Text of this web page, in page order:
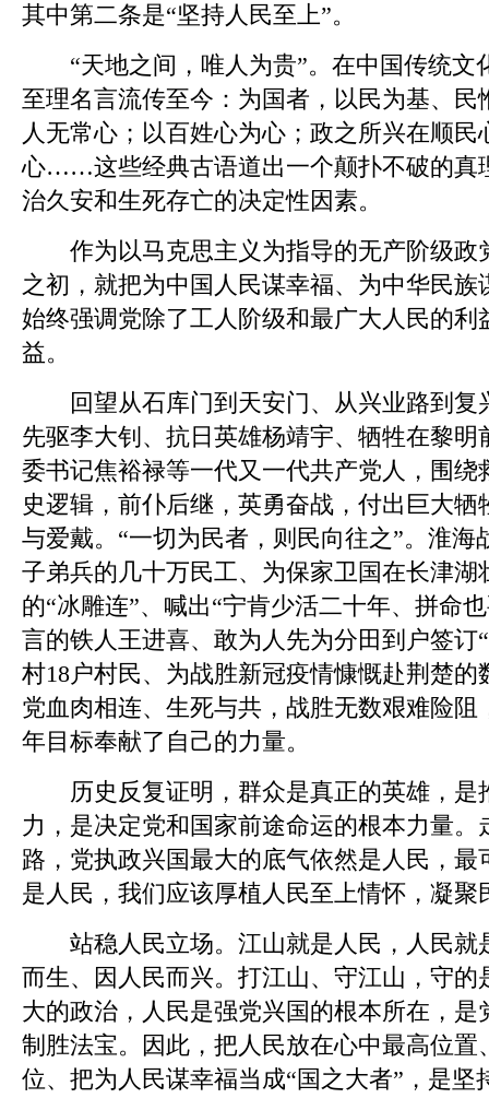
其中第二条是“坚持人民至上”。
“天地之间，唯人为贵”。在中国传统文
至理名言流传至今：为国者，以民为基、民
人无常心；以百姓心为心；政之所兴在顺民
心……这些经典古语道出一个颠扑不破的真
治久安和生死存亡的决定性因素。
作为以马克思主义为指导的无产阶级政
之初，就把为中国人民谋幸福、为中华民
始终强调党除了工人阶级和最广大人民的利
益。
回望从石库门到天安门、从兴业路到复
先驱李大钊、抗日英雄杨靖宇、牺牲在黎明
委书记焦裕禄等一代又一代共产党人，围绕
史逻辑，前仆后继，英勇奋战，付出巨大
与爱戴。“一切为民者，则民向往之”。淮海
子弟兵的几十万民工、为保家卫国在长津湖
的“冰雕连”、喊出“宁肯少活二十年、拼命
言的铁人王进喜、敢为人先为分田到户签订
村18户村民、为战胜新冠疫情慷慨赴荆楚
党血肉相连、生死与共，战胜无数艰难险阻
年目标奉献了自己的力量。
历史反复证明，群众是真正的英雄，是
力，是决定党和国家前途命运的根本力量。
路，党执政兴国最大的底气依然是人民，最
是人民，我们应该厚植人民至上情怀，凝聚
站稳人民立场。江山就是人民，人民就
而生、因人民而兴。打江山、守江山，守的
大的政治，人民是强党兴国的根本所在，是
制胜法宝。因此，把人民放在心中最高位置
位、把为人民谋幸福当成“国之大者”，是坚